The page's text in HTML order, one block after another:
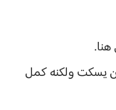
يسكت ولكنه كمل